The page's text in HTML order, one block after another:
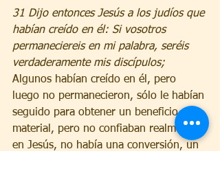
31 Dijo entonces Jesús a los judíos que
habían creído en él: Si vosotros
permaneciereis en mi palabra, seréis
verdaderamente mis discípulos;
Algunos habían creído en él, pero
luego no permanecieron, sólo le habían
seguido para obtener un beneficio
material, pero no confiaban realmente
en Jesús, no había una conversión, un